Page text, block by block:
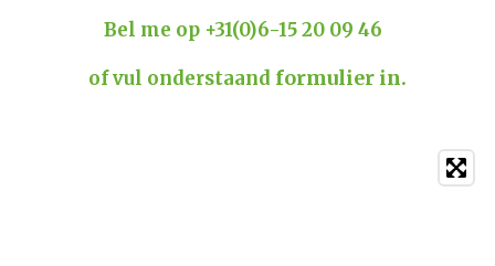
Bel me op +31(0)6-15 20 09 46
of vul onderstaand formulier in.